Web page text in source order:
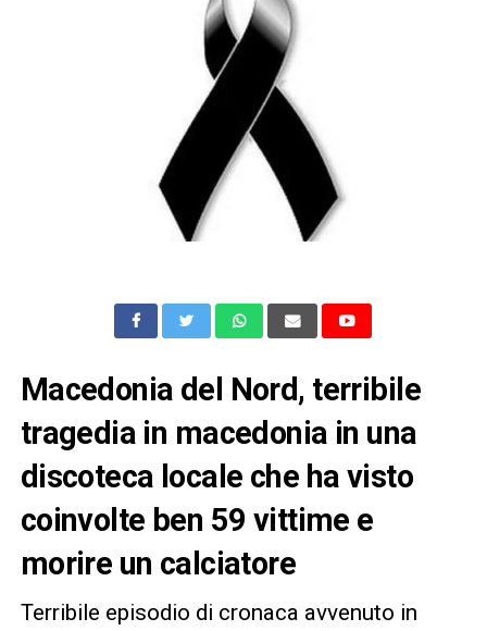
Macedonia del Nord, terribile
tragedia in macedonia in una
discoteca locale che ha visto
coinvolte ben 59 vittime e
morire un calciatore
Terribile episodio di cronaca avvenuto in